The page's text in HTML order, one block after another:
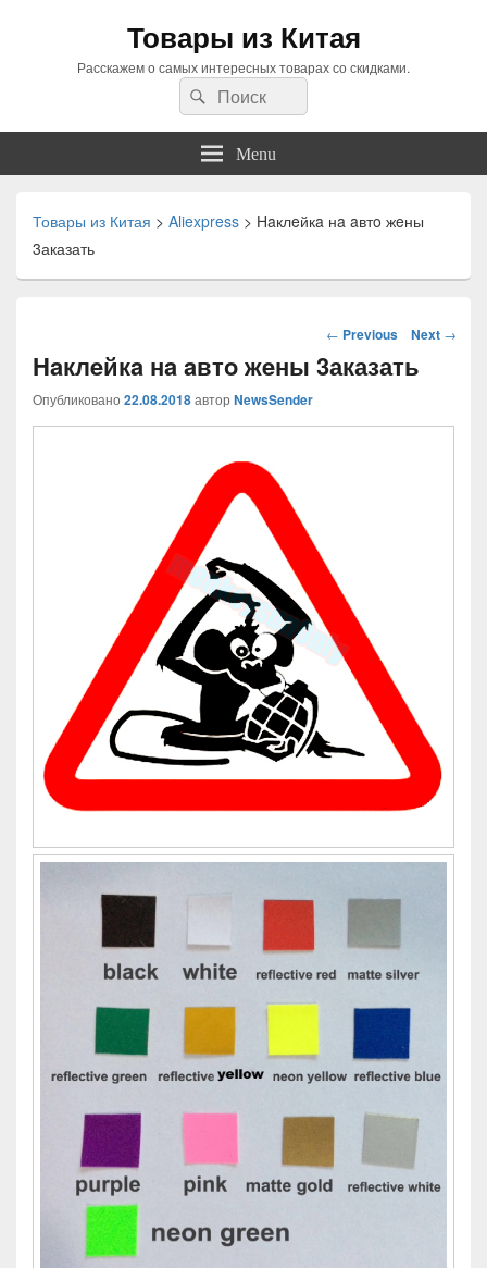
Товары из Китая
Расскажем о самых интересных товарах со скидками.
Search
for:
Search
Menu
Товары из Китая > Aliexpress > Haклeйкa нa aвтo жeны
3аказать
Навигация
по
статьям
← Previous Next →
Haклeйкa нa aвтo жeны 3аказать
Опубликовано 22.08.2018автор NewsSender